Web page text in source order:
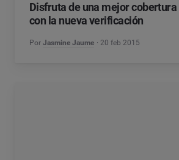
Disfruta de una mejor
con la nueva verificación
Por Jasmine Jaume 20 feb 2015